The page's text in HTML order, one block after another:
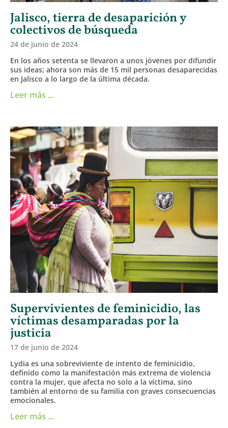
Jalisco, tierra de desaparición y
colectivos de búsqueda
24 de junio de 2024
En los años setenta se llevaron a unos jóvenes por difundir
sus ideas; ahora son más de 15 mil personas desaparecidas
en Jalisco a lo largo de la última década.
Leer más ...
Supervivientes de feminicidio, las
víctimas desamparadas por la
justicia
17 de junio de 2024
Lydia es una sobreviviente de intento de feminicidio,
definido como la manifestación más extrema de violencia
contra la mujer, que afecta no solo a la víctima, sino
también al entorno de su familia con graves consecuencias
emocionales.
Leer más ...